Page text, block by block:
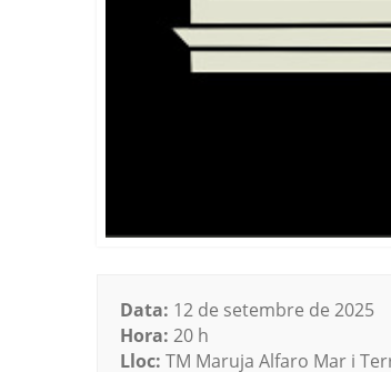
Data: 12 de setembre de 2025
Hora: 20 h
Lloc: TM Maruja Alfaro Mar i